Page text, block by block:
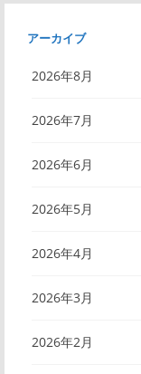
アーカイブ
2026年8月
2026年7月
2026年6月
2026年5月
2026年4月
2026年3月
2026年2月